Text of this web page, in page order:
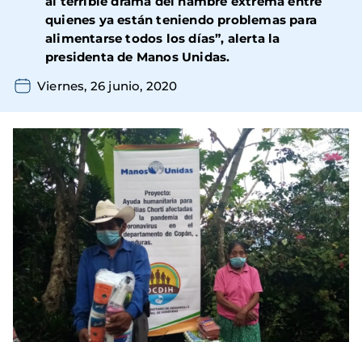
quienes ya están teniendo problemas para
alimentarse todos los días”, alerta la
presidenta de Manos Unidas.
Viernes, 26 junio, 2020